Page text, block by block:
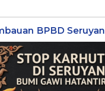
BPBD Seruyan